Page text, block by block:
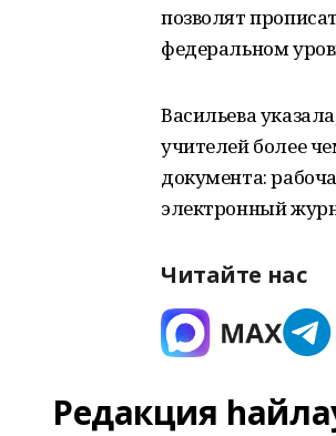
позволят
федеральном
Васильева
учителей более
документа:
электронный
Читайте нас
Редакция